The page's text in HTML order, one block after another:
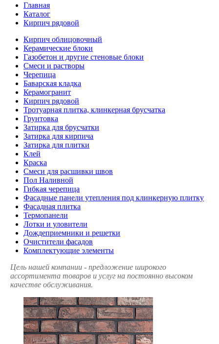
Главная
Каталог
Кирпич рядовой
Кирпич облицовочный
Керамические блоки
Газобетон и другие стеновые блоки
Смеси и растворы
Черепица
Баварская кладка
Керамогранит
Кирпич рядовой
Тротуарная плитка, клинкерная брусчатка
Грунтовка
Затирка для брусчатки
Затирка для кирпича
Затирка для плитки
Клей
Краска
Смеси для расшивки швов
Пол Наливной
Гибкая черепица
Фасадные панели утепления под клинкерную плитку
Фасадная плитка
Термопанели
Лотки и уловители
Дождеприемники и решетки
Очистители фасадов
Комплектующие элементы
Цель нашей компании - предложение широкого
ассортимента товаров и услуг на постоянно высоком
качестве обслуживания.